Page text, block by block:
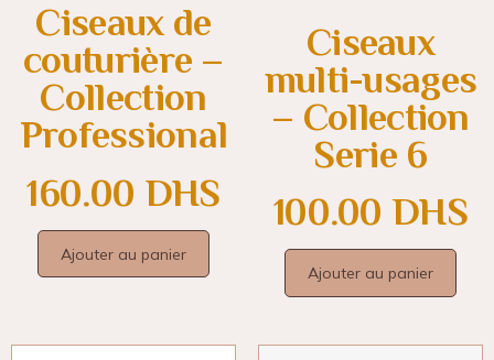
Ciseaux de
couturière –
Collection
Professional
160.00 DHS
Ajouter au panier
Ciseaux
multi-usages
– Collection
Serie 6
100.00 DHS
Ajouter au panier